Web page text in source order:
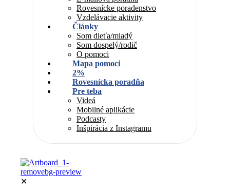
Rovesnícke poradenstvo
Vzdelávacie aktivity
Články
Som dieťa/mladý
Som dospelý/rodič
O pomoci
Mapa pomoci
2%
Rovesnícka poradňa
Pre teba
Videá
Mobilné aplikácie
Podcasty
Inšpirácia z Instagramu
✕